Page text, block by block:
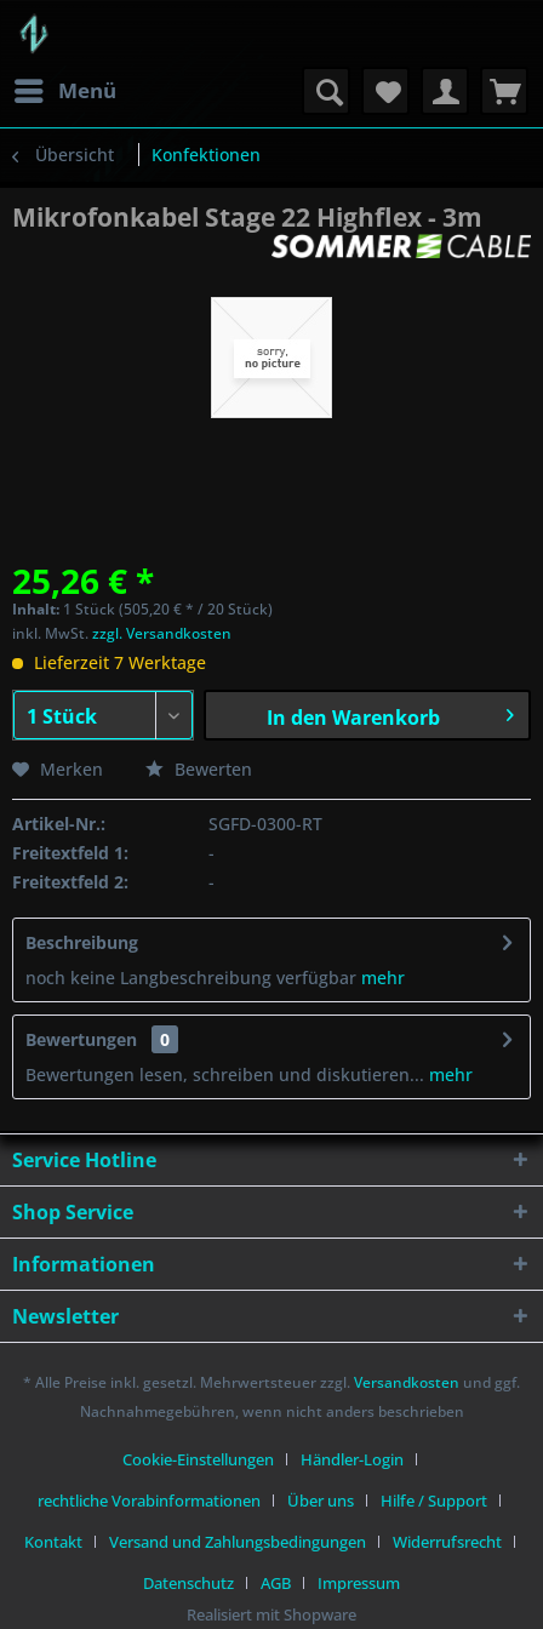
Menü
Übersicht Konfektionen
Mikrofonkabel Stage 22 Highflex - 3m
25,26 € *
Inhalt: 1 Stück (505,20 € * / 20 Stück)
inkl. MwSt.zzgl. Versandkosten
Lieferzeit 7 Werktage
In den Warenkorb
Merken Bewerten
Artikel-Nr.:
SGFD-0300-RT
Freitextfeld 1:
-
Freitextfeld 2:
-
Beschreibung
noch keine Langbeschreibung verfügbar mehr
Bewertungen
0
Bewertungen lesen, schreiben und diskutieren... mehr
Service Hotline
Shop Service
Informationen
Newsletter
* Alle Preise inkl. gesetzl. Mehrwertsteuer zzgl. Versandkosten und ggf.
Nachnahmegebühren, wenn nicht anders beschrieben
Cookie-Einstellungen
Händler-Login
rechtliche Vorabinformationen
Über uns
Hilfe / Support
Kontakt
Versand und Zahlungsbedingungen
Widerrufsrecht
Datenschutz
AGB
Impressum
Realisiert mit Shopware